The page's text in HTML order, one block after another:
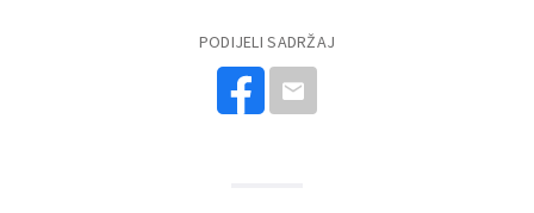
PODIJELI SADRŽAJ